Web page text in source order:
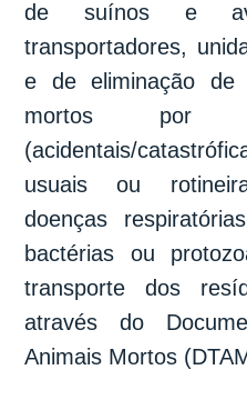
de suínos e
transportadores,
e de eliminação de
mortos por
(acidentais/
usuais ou
doenças
bactérias ou
transporte dos
através do
Animais Mortos